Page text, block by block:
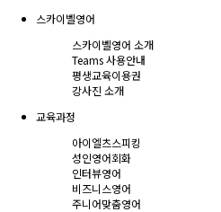
스카이벨영어
스카이벨영어 소개
Teams 사용안내
평생교육이용권
강사진 소개
교육과정
아이엘츠스피킹
성인영어회화
인터뷰영어
비즈니스영어
주니어맞춤영어